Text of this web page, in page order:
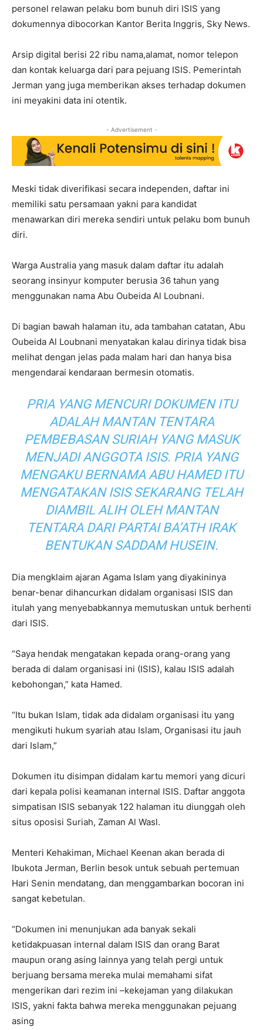
personel relawan pelaku bom bunuh diri ISIS yang
dokumennya dibocorkan Kantor Berita Inggris, Sky News.
Arsip digital berisi 22 ribu nama,alamat, nomor telepon
dan kontak keluarga dari para pejuang ISIS. Pemerintah
Jerman yang juga memberikan akses terhadap dokumen
ini meyakini data ini otentik.
- Advertisement -
Meski tidak diverifikasi secara independen, daftar ini
memiliki satu persamaan yakni para kandidat
menawarkan diri mereka sendiri untuk pelaku bom bunuh
diri.
Warga Australia yang masuk dalam daftar itu adalah
seorang insinyur komputer berusia 36 tahun yang
menggunakan nama Abu Oubeida Al Loubnani.
Di bagian bawah halaman itu, ada tambahan catatan, Abu
Oubeida Al Loubnani menyatakan kalau dirinya tidak bisa
melihat dengan jelas pada malam hari dan hanya bisa
mengendarai kendaraan bermesin otomatis.
PRIA YANG MENCURI DOKUMEN ITU
ADALAH MANTAN TENTARA
PEMBEBASAN SURIAH YANG MASUK
MENJADI ANGGOTA ISIS. PRIA YANG
MENGAKU BERNAMA ABU HAMED ITU
MENGATAKAN ISIS SEKARANG TELAH
DIAMBIL ALIH OLEH MANTAN
TENTARA DARI PARTAI BA’ATH IRAK
BENTUKAN SADDAM HUSEIN.
Dia mengklaim ajaran Agama Islam yang diyakininya
benar-benar dihancurkan didalam organisasi ISIS dan
itulah yang menyebabkannya memutuskan untuk berhenti
dari ISIS.
“Saya hendak mengatakan kepada orang-orang yang
berada di dalam organisasi ini (ISIS), kalau ISIS adalah
kebohongan,” kata Hamed.
“Itu bukan Islam, tidak ada didalam organisasi itu yang
mengikuti hukum syariah atau Islam, Organisasi itu jauh
dari Islam,”
Dokumen itu disimpan didalam kartu memori yang dicuri
dari kepala polisi keamanan internal ISIS. Daftar anggota
simpatisan ISIS sebanyak 122 halaman itu diunggah oleh
situs oposisi Suriah, Zaman Al Wasl.
Menteri Kehakiman, Michael Keenan akan berada di
Ibukota Jerman, Berlin besok untuk sebuah pertemuan
Hari Senin mendatang, dan menggambarkan bocoran ini
sangat kebetulan.
“Dokumen ini menunjukan ada banyak sekali
ketidakpuasan internal dalam ISIS dan orang Barat
maupun orang asing lainnya yang telah pergi untuk
berjuang bersama mereka mulai memahami sifat
mengerikan dari rezim ini –kekejaman yang dilakukan
ISIS, yakni fakta bahwa mereka menggunakan pejuang
asing